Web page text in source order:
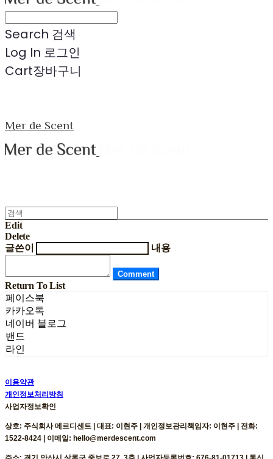
Search 검색
Log In 로그인
Cart장바구니
Mer de Scent
Edit
Delete
글쓴이
내용
Comment
Return To List
페이스북
카카오톡
네이버 블로그
밴드
라인
이용약관
개인정보처리방침
사업자정보확인
상호: 주식회사 메르디센트 | 대표: 이현주 | 개인정보관리책임자: 이현주 | 전화:
1522-8424 | 이메일: hello@merdescent.com